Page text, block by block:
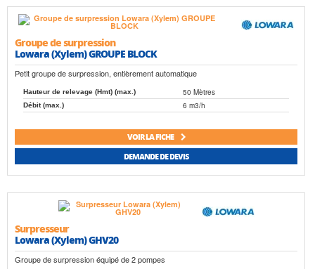
Groupe de surpression
Lowara (Xylem) GROUPE BLOCK
Petit groupe de surpression, entièrement automatique
Hauteur de relevage (Hmt) (max.) 50 Mètres
Débit (max.) 6 m3/h
VOIR LA FICHE
DEMANDE DE DEVIS
Surpresseur
Lowara (Xylem) GHV20
Groupe de surpression équipé de 2 pompes